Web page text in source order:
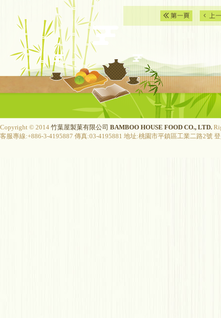
Copyright © 2014 竹葉屋製菓有限公司 BAMBOO HOUSE FOOD CO., LTD.
客服專線:+886-3-4195887 傳真:03-4195881 地址:桃園市平鎮區工業二路2號